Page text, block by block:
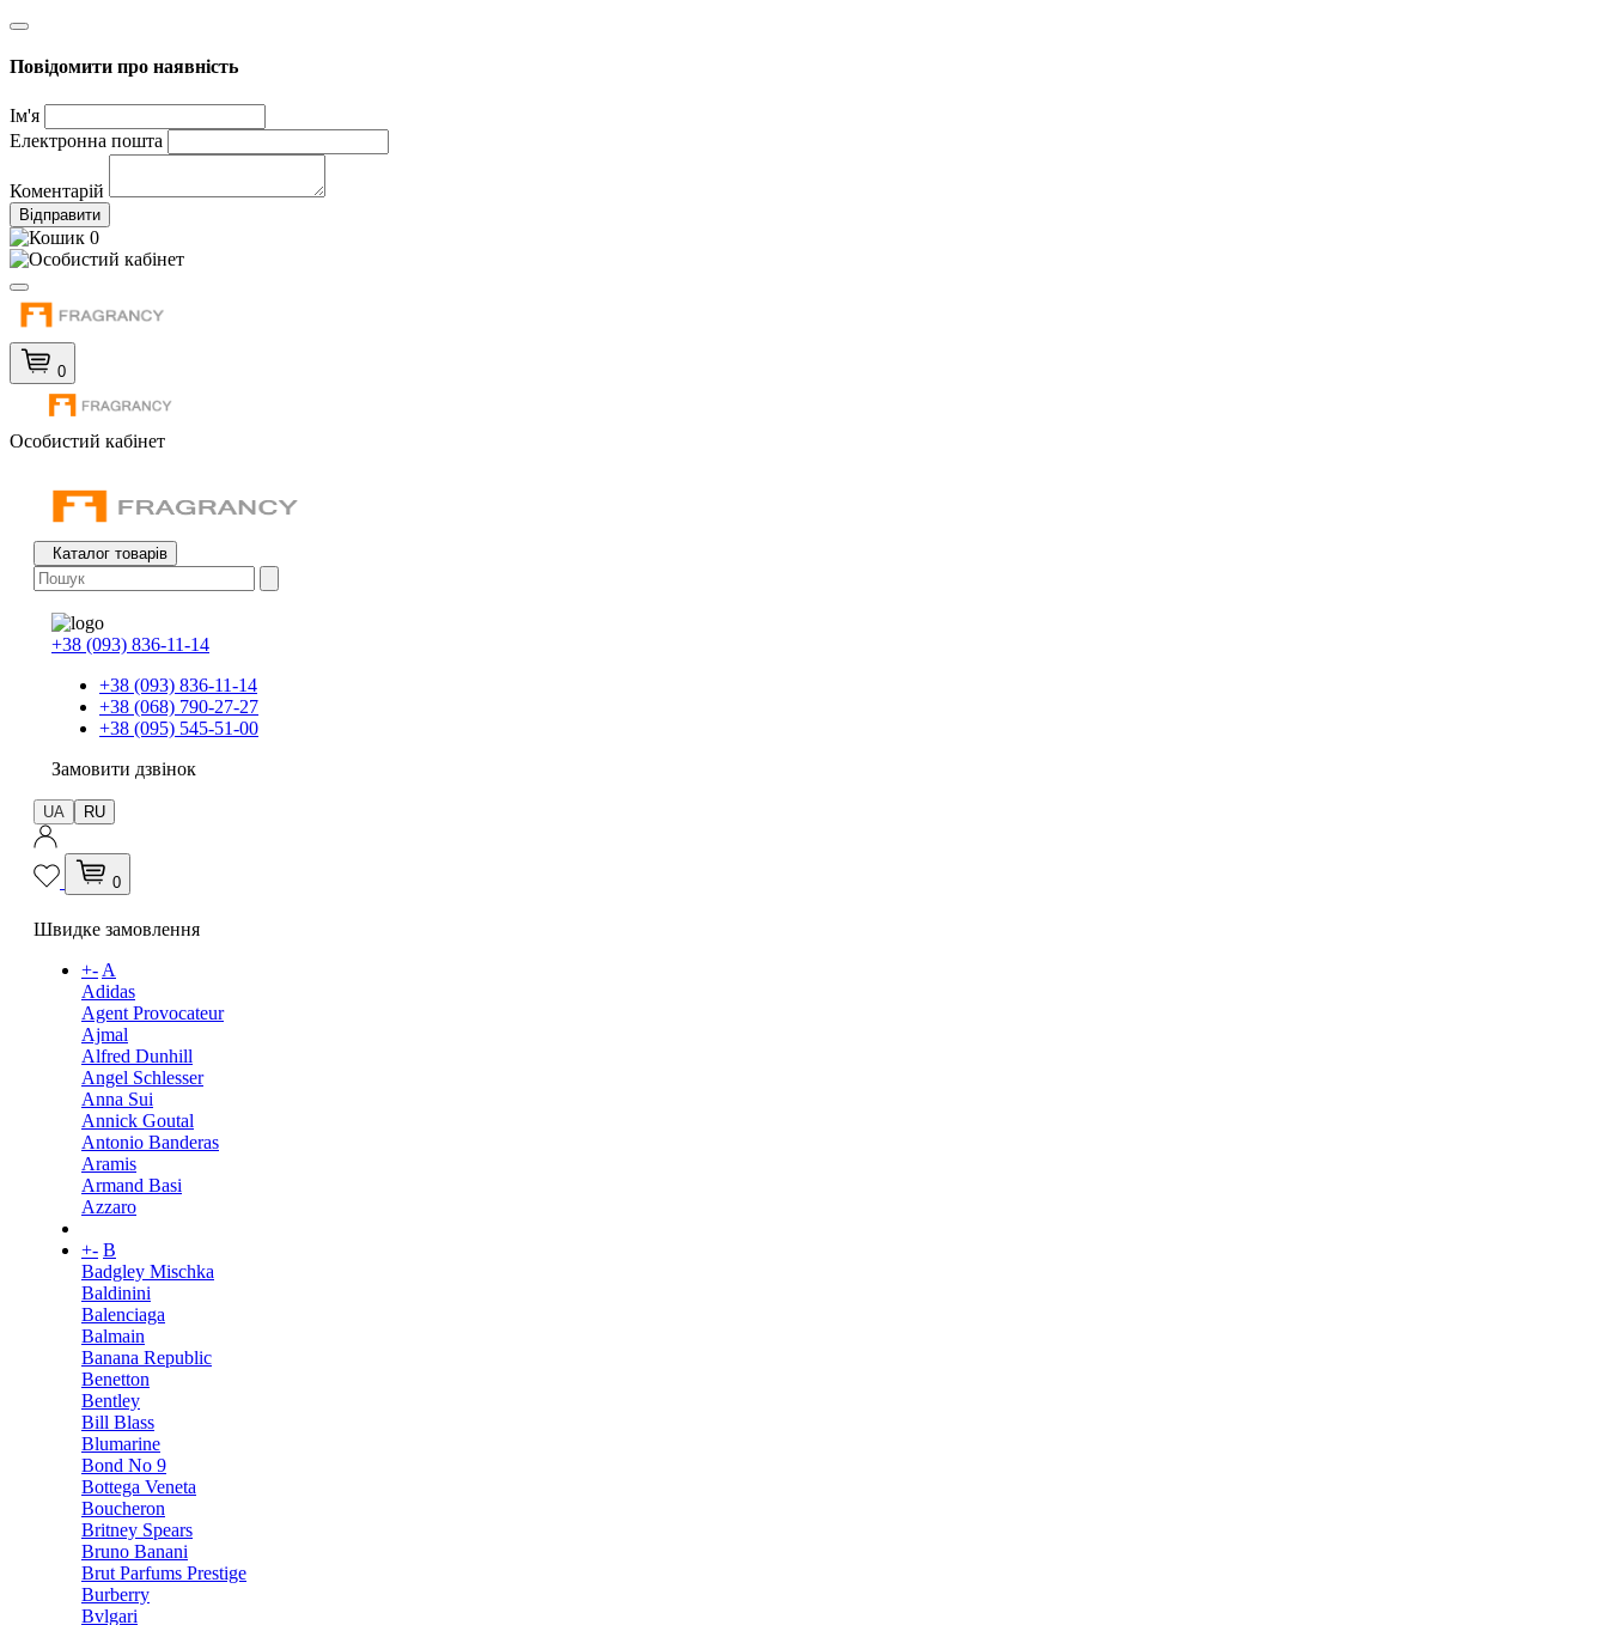
Повідомити про наявність
Ім'я
Електронна пошта
Коментарій
Відправити
0
0
Особистий кабінет
Каталог товарів
+38 (093) 836-11-14
+38 (093) 836-11-14
+38 (068) 790-27-27
+38 (095) 545-51-00
Замовити дзвінок
UA RU
0
Швидке замовлення
+-A
Adidas
Agent Provocateur
Ajmal
Alfred Dunhill
Angel Schlesser
Anna Sui
Annick Goutal
Antonio Banderas
Aramis
Armand Basi
Azzaro
+- B
Badgley Mischka
Baldinini
Balenciaga
Balmain
Banana Republic
Benetton
Bentley
Bill Blass
Blumarine
Bond No 9
Bottega Veneta
Boucheron
Britney Spears
Bruno Banani
Brut Parfums Prestige
Burberry
Bvlgari